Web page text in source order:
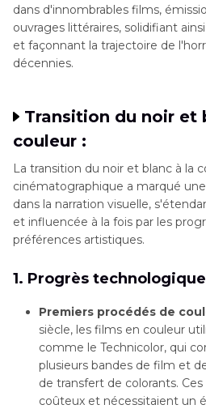
dans d'innombrables films,
ouvrages littéraires, solidifiant
et façonnant la trajectoire de
décennies.
Transition du noir et
couleur :
La transition du noir et blanc à la
cinématographique a marqué
dans la narration visuelle,
et influencée à la fois par les
préférences artistiques.
1. Progrès
Premiers procédés de
siècle, les films en couleur
comme le Technicolor, qui
plusieurs bandes de film et
de transfert de colorants.
coûteux et nécessitaient un